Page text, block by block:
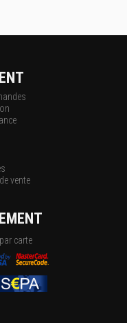
vente
carte